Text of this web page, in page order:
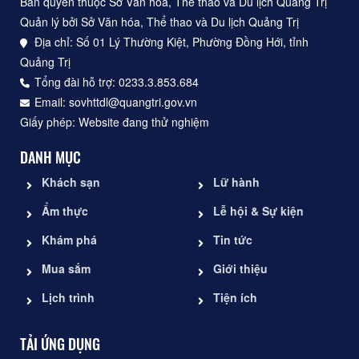
Quản lý bởi Sở Văn hóa, Thể thao và Du lịch Quảng Trị
Địa chỉ: Số 01 Lý Thường Kiệt, Phường Đồng Hới, tỉnh
Quảng Trị
Tổng đài hỗ trợ: 0233.3.853.684
Email: sovhttdl@quangtri.gov.vn
Giấy phép: Website đang thử nghiệm
DANH MỤC
Khách sạn
Ẩm thực
Khám phá
Mua sắm
Lịch trình
Lữ hành
Lễ hội & Sự kiện
Tin tức
Giới thiệu
Tiện ích
TẢI ỨNG DỤNG